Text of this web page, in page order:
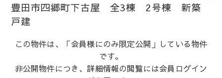
豊田市四郷町下古屋 全3棟 2号棟 新築
戸建
この物件は、「会員様にのみ限定公開」している物件
です。
非公開物件につき、詳細情報の閲覧には会員ログイン